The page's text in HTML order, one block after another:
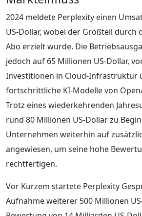
2024 meldete Perplexity einen
US-Dollar, wobei der Großteil durch
Abo erzielt wurde. Die
jedoch auf 65 Millionen US-Dollar,
Investitionen in Cloud-Infrastruktur
fortschrittliche KI-Modelle von
Trotz eines wiederkehrenden
rund 80 Millionen US-Dollar zu
Unternehmen weiterhin auf
angewiesen, um seine hohe
rechtfertigen.
Vor Kurzem startete Perplexity
Aufnahme weiterer 500 Millionen